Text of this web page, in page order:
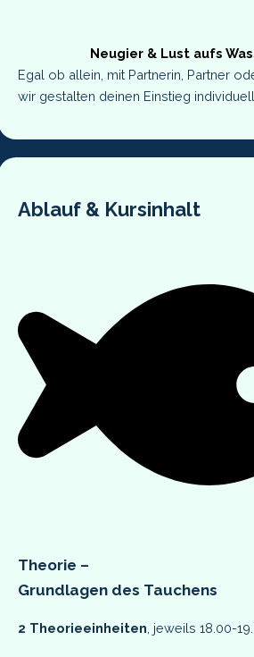
Neugier & Lust aufs
Egal ob allein, mit Partnerin, Partner
wir gestalten deinen Einstieg
Ablauf & Kursinhalt
Theorie –
Grundlagen des Tauchens
2 Theorieeinheiten , jeweils 18.00-